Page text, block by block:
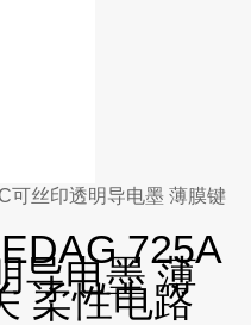
可丝印透明导电墨 薄膜键
725A
导电墨 薄
柔性电路